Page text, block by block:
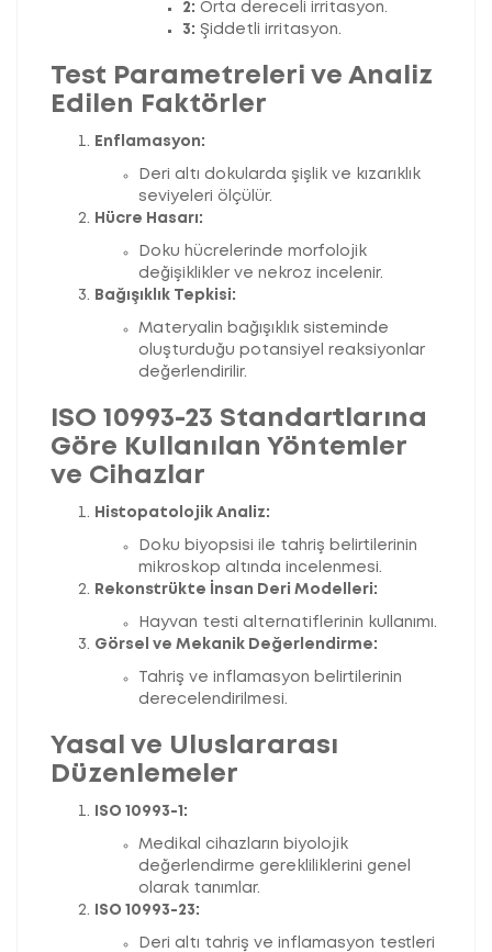
2: Orta dereceli irritasyon.
3: Şiddetli irritasyon.
Test Parametreleri ve Analiz
Edilen Faktörler
Enflamasyon:
Deri altı dokularda şişlik ve kızarıklık
seviyeleri ölçülür.
Hücre Hasarı:
Doku hücrelerinde morfolojik
değişiklikler ve nekroz incelenir.
Bağışıklık Tepkisi:
Materyalin bağışıklık sisteminde
oluşturduğu potansiyel reaksiyonlar
değerlendirilir.
ISO 10993-23 Standartlarına
Göre Kullanılan Yöntemler
ve Cihazlar
Histopatolojik Analiz:
Doku biyopsisi ile tahriş belirtilerinin
mikroskop altında incelenmesi.
Rekonstrükte İnsan Deri Modelleri:
Hayvan testi alternatiflerinin kullanımı.
Görsel ve Mekanik Değerlendirme:
Tahriş ve inflamasyon belirtilerinin
derecelendirilmesi.
Yasal ve Uluslararası
Düzenlemeler
ISO 10993-1:
Medikal cihazların biyolojik
değerlendirme gerekliliklerini genel
olarak tanımlar.
ISO 10993-23:
Deri altı tahriş ve inflamasyon testleri